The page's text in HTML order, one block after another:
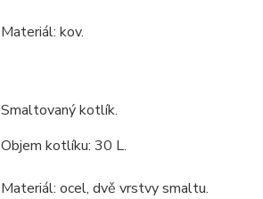
Materiál: kov.
Smaltovaný kotlík.
Objem kotlíku: 30 L.
Materiál: ocel, dvě vrstvy smaltu.